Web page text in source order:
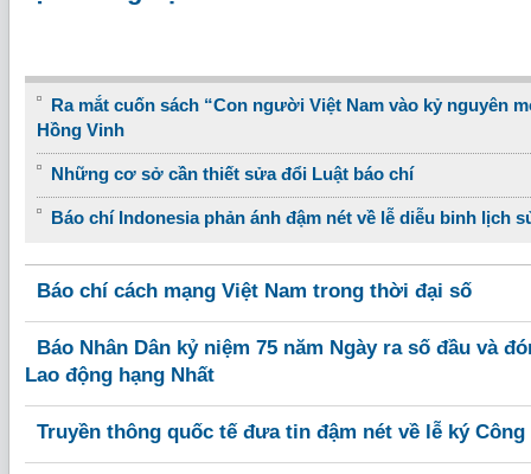
Ra mắt cuốn sách “Con người Việt Nam vào kỷ nguyên
Hồng Vinh
Những cơ sở cần thiết sửa đổi Luật báo chí
Báo chí Indonesia phản ánh đậm nét về lễ diễu binh lịch
Báo chí cách mạng Việt Nam trong thời đại số
Báo Nhân Dân kỷ niệm 75 năm Ngày ra số đầu và
Lao động hạng Nhất
Truyền thông quốc tế đưa tin đậm nét về lễ ký